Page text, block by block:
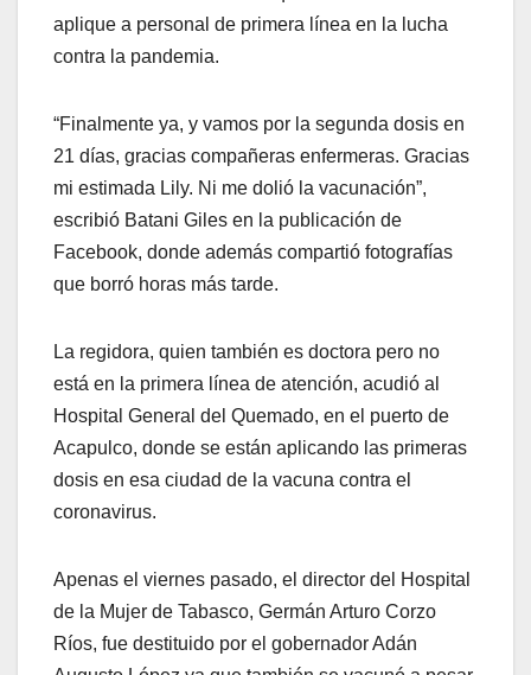
aplique a personal de primera línea en la lucha
contra la pandemia.
“Finalmente ya, y vamos por la segunda dosis en
21 días, gracias compañeras enfermeras. Gracias
mi estimada Lily. Ni me dolió la vacunación”,
escribió Batani Giles en la publicación de
Facebook, donde además compartió fotografías
que borró horas más tarde.
La regidora, quien también es doctora pero no
está en la primera línea de atención, acudió al
Hospital General del Quemado, en el puerto de
Acapulco, donde se están aplicando las primeras
dosis en esa ciudad de la vacuna contra el
coronavirus.
Apenas el viernes pasado, el director del Hospital
de la Mujer de Tabasco, Germán Arturo Corzo
Ríos, fue destituido por el gobernador Adán